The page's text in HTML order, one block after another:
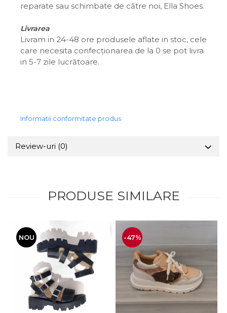
reparate sau schimbate de către noi, Ella Shoes.
Livrarea
Livram in 24-48 ore produsele aflate in stoc, cele
care necesita confecționarea de la 0 se pot livra
in 5-7 zile lucrătoare.
Informatii conformitate produs
Review-uri (0)
PRODUSE SIMILARE
NOU -47%